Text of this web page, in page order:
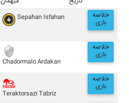
Sepahan Isfahan خلاصه
بازی
Chadormalo Ardakan
خلاصه
بازی
Teraktorsazi Tabriz
خلاصه
بازی